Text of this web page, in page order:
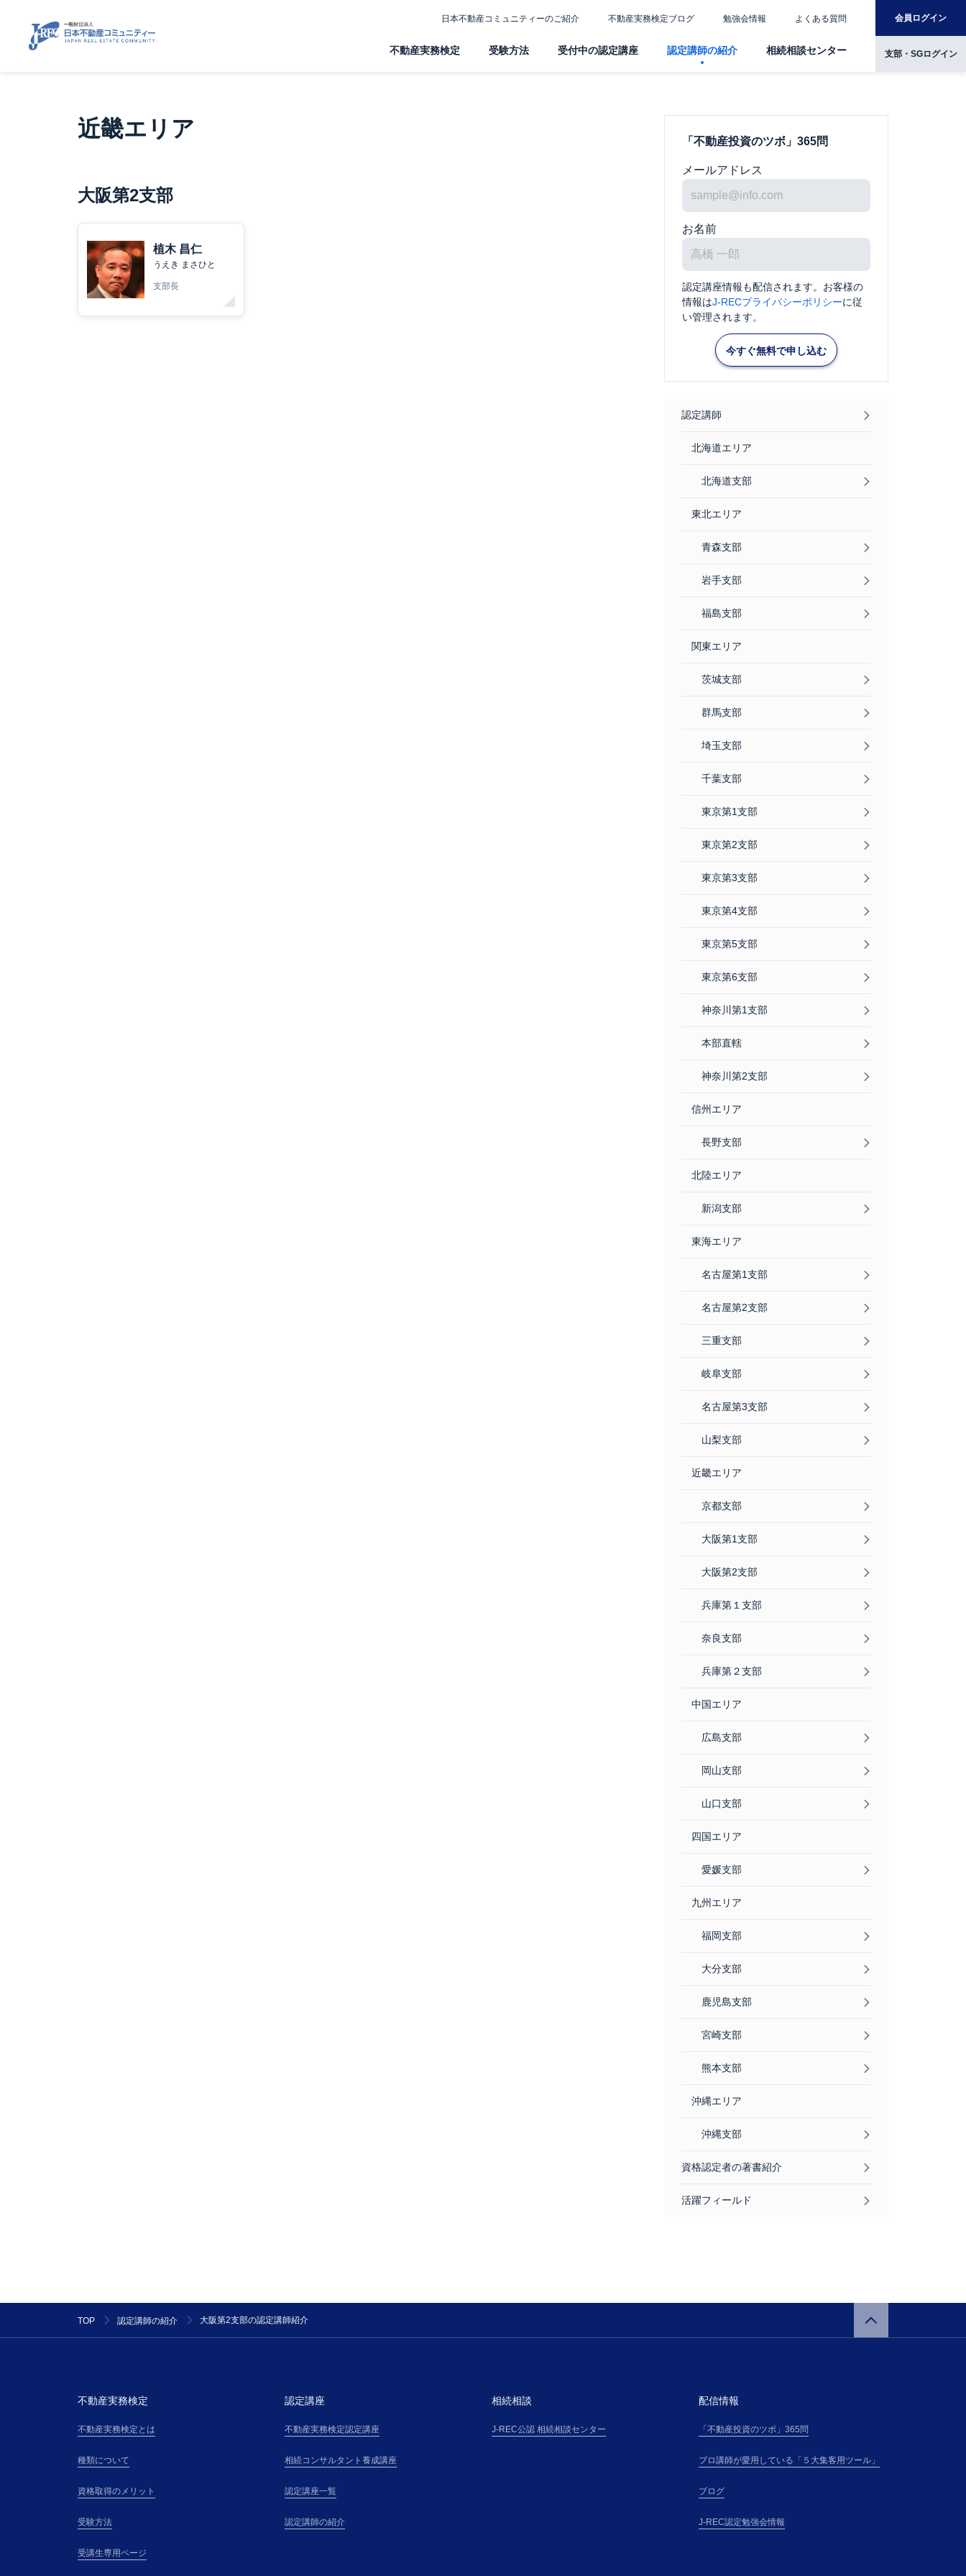
日本不動産コミュニティーのご紹介 不動産実務検定ブログ 勉強会情報 よくある質問 会員ログイン
不動産実務検定 受験方法 受付中の認定講座 認定講師の紹介 相続相談センター 支部・SGログイン
近畿エリア
大阪第2支部
植木 昌仁
うえき まさひと
支部長
「不動産投資のツボ」365問
メールアドレス
お名前
認定講座情報も配信されます。お客様の
情報はJ-RECプライバシーポリシーに従
い管理されます。
今すぐ無料で申し込む
認定講師
北海道エリア
北海道支部
東北エリア
青森支部
岩手支部
福島支部
関東エリア
茨城支部
群馬支部
埼玉支部
千葉支部
東京第1支部
東京第2支部
東京第3支部
東京第4支部
東京第5支部
東京第6支部
神奈川第1支部
本部直轄
神奈川第2支部
信州エリア
長野支部
北陸エリア
新潟支部
東海エリア
名古屋第1支部
名古屋第2支部
三重支部
岐阜支部
名古屋第3支部
山梨支部
近畿エリア
京都支部
大阪第1支部
大阪第2支部
兵庫第１支部
奈良支部
兵庫第２支部
中国エリア
広島支部
岡山支部
山口支部
四国エリア
愛媛支部
九州エリア
福岡支部
大分支部
鹿児島支部
宮崎支部
熊本支部
沖縄エリア
沖縄支部
資格認定者の著書紹介
活躍フィールド
TOP 認定講師の紹介 大阪第2支部の認定講師紹介
不動産実務検定
不動産実務検定とは
種類について
資格取得のメリット
受験方法
受講生専用ページ
認定講座
不動産実務検定認定講座
相続コンサルタント養成講座
認定講座一覧
認定講師の紹介
相続相談
J-REC公認 相続相談センター
配信情報
「不動産投資のツボ」365問
プロ講師が愛用している「５大集客用ツール」
ブログ
J-REC認定勉強会情報